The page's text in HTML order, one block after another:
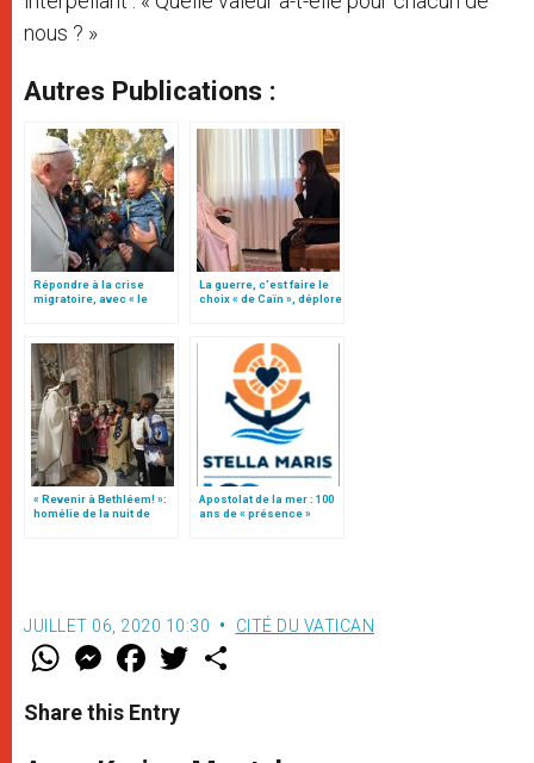
nous ? »
Autres Publications :
Répondre à la crise
migratoire, avec « le
La guerre, c’est faire le
choix « de Caïn », déplore
« Revenir à Bethléem! »:
homélie de la nuit de
Apostolat de la mer : 100
ans de « présence »
JUILLET 06, 2020 10:30 CITÉ DU VATICAN
W
t
s
M
e
s
e
F
a
e
b
w
Share this Entry